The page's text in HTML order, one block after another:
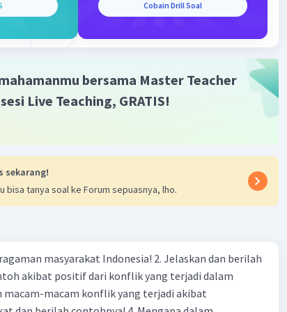
Cobain Drill Soal
bersama Master Teacher
Live Teaching, GRATIS!
sekarang!
bisa tanya soal ke Forum sepuasnya, lho.
Indonesia! 2. Jelaskan dan berilah
akibat positif dari konflik yang terjadi dalam